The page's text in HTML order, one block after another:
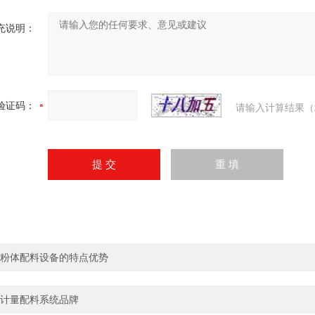
说明：
证码： 请输入计算结果
粉体配料设备的特点优势
计量配料系统品牌